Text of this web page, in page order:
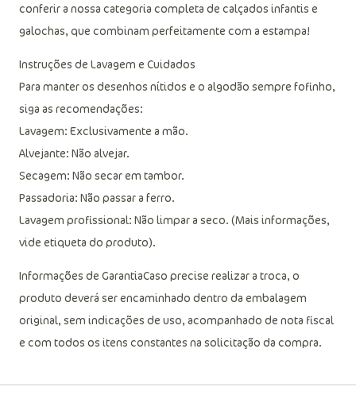
conferir a nossa categoria completa de calçados infantis e
galochas, que combinam perfeitamente com a estampa!
Instruções de Lavagem e Cuidados
Para manter os desenhos nítidos e o algodão sempre fofinho,
siga as recomendações:
Lavagem: Exclusivamente a mão.
Alvejante: Não alvejar.
Secagem: Não secar em tambor.
Passadoria: Não passar a ferro.
Lavagem profissional: Não limpar a seco. (Mais informações,
vide etiqueta do produto).
Informações de GarantiaCaso precise realizar a troca, o
produto deverá ser encaminhado dentro da embalagem
original, sem indicações de uso, acompanhado de nota fiscal
e com todos os itens constantes na solicitação da compra.